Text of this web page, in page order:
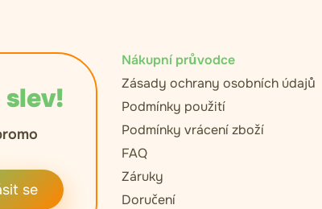
se
Nákupní průvodce
Zásady ochrany osobních údajů
Podmínky použití
Podmínky vrácení zboží
FAQ
Záruky
Doručení